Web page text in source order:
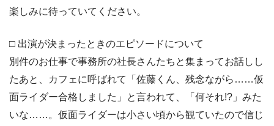
楽しみに待っていてください。
□ 出演が決まったときのエピソードについて
別件のお仕事で事務所の社長さんたちと集まってお話しし
たあと、カフェに呼ばれて「佐藤くん、残念ながら……仮
面ライダー合格しました」と言われて、「何それ!?」みた
いな……。仮面ライダーは小さい頃から観ていたので信じ